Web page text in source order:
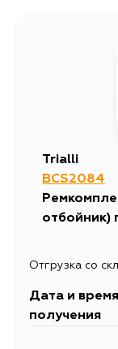
Trialli
BCS2084
отбойник)
Отгрузка со
Дата и время
получения